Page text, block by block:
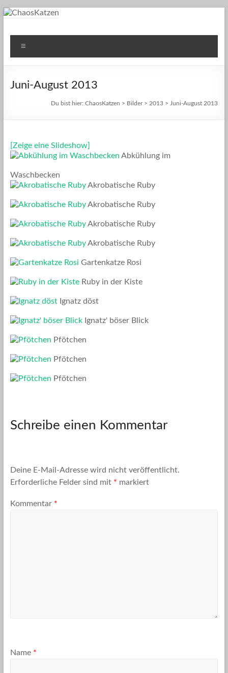
Zum
ChaosKatzen
Einblicke ins Leben unserer Katzen
Juni-August 2013
Du bist hier:ChaosKatzen > Bilder> 2013 > Juni-August 2013
[Zeige eine Slideshow]
Abkühlung im
Waschbecken
Akrobatische Ruby
Akrobatische Ruby
Akrobatische Ruby
Akrobatische Ruby
Gartenkatze Rosi
Ruby in der Kiste
Ignatz döst
Ignatz' böser Blick
Pfötchen
Pfötchen
Pfötchen
Schreibe einen Kommentar
Deine E-Mail-Adresse wird nicht veröffentlicht.
Erforderliche Felder sind mit * markiert
Kommentar *
Name *